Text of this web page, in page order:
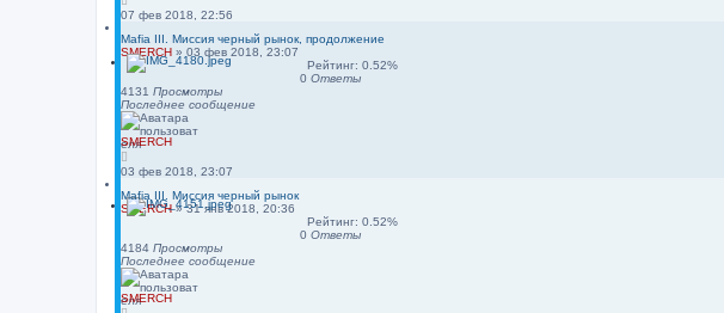
07 фев 2018, 22:56
Mafia III. Миссия черный рынок, продолжение
SMERCH » 03 фев 2018, 23:07
Рейтинг: 0.52%
0 Ответы
4131 Просмотры
Последнее сообщение
SMERCH
03 фев 2018, 23:07
Mafia III. Миссия черный рынок
SMERCH»31 янв 2018, 20:36
Рейтинг: 0.52%
0 Ответы
4184 Просмотры
Последнее сообщение
SMERCH